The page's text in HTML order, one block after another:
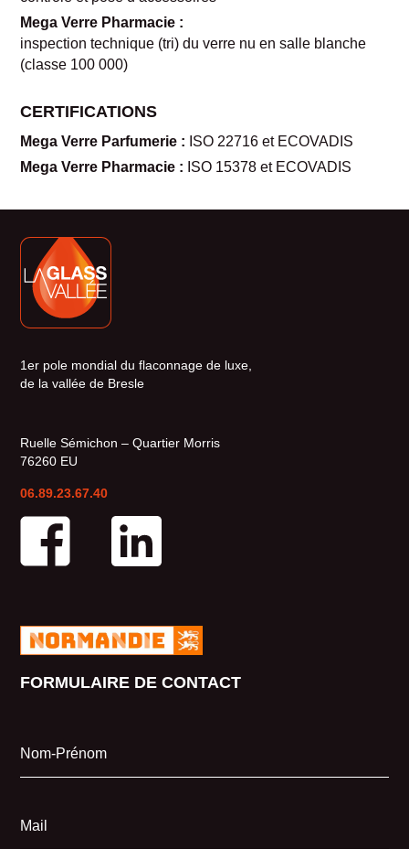
Mega Verre Pharmacie :
inspection technique (tri) du verre nu en salle blanche
(classe 100 000)
CERTIFICATIONS
Mega Verre Parfumerie : ISO 22716 et ECOVADIS
Mega Verre Pharmacie : ISO 15378 et ECOVADIS
1er pole mondial du flaconnage de luxe,
de la vallée de Bresle
Ruelle Sémichon – Quartier Morris
76260 EU
06.89.23.67.40
FORMULAIRE DE CONTACT
Nom-Prénom
Mail